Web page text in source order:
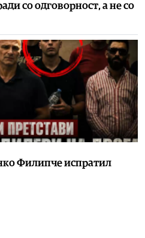
со одговорност, а не со
Филипче испратил